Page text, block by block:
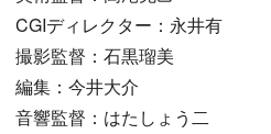
CGIディレクター：永井有
撮影監督：石黒瑠美
編集：今井大介
音響監督：はたしょう二